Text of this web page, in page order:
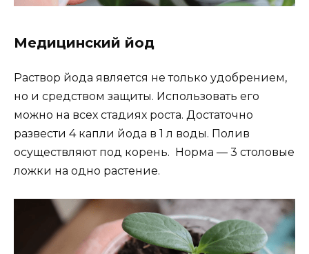
Медицинский йод
Раствор йода является не только удобрением,
но и средством защиты. Использовать его
можно на всех стадиях роста. Достаточно
развести 4 капли йода в 1 л воды. Полив
осуществляют под корень. Норма — 3 столовые
ложки на одно растение.